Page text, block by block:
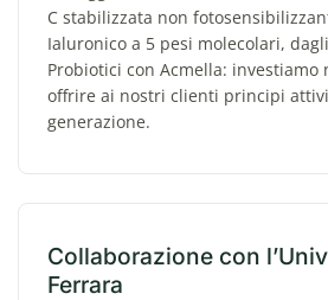
C stabilizzata non
Ialuronico a 5 pesi molecolari,
Probiotici con Acmella: investiamo
offrire ai nostri clienti principi
generazione.
Collaborazione con
Ferrara